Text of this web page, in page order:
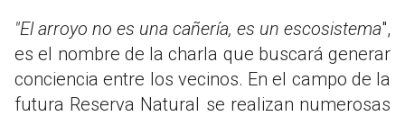
"El arroyo no es una cañería, es un escosistema",
es el nombre de la charla que buscará generar
conciencia entre los vecinos. En el campo de la
futura Reserva Natural se realizan numerosas